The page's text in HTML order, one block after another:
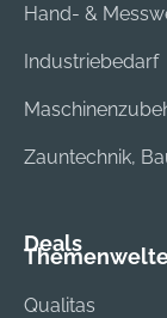
Hand- &
Industriebedarf
Zauntechnik,
Deals
Qualitas